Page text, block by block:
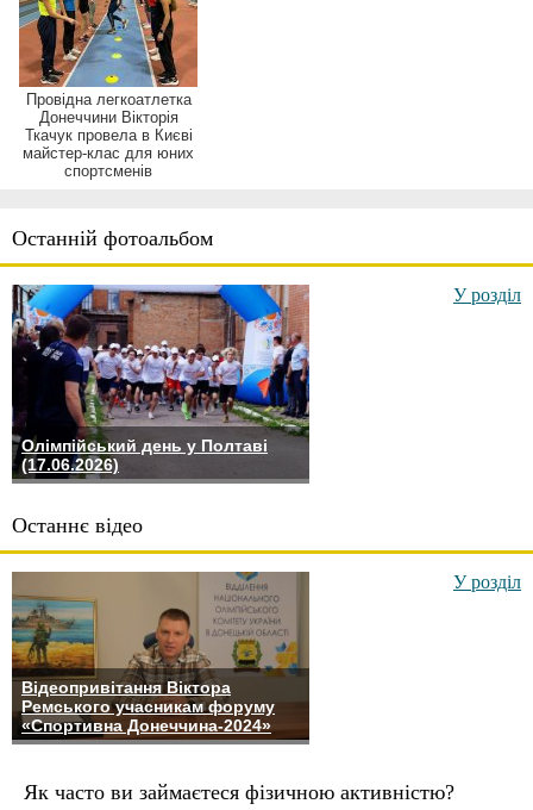
Останній фотоальбом
Олімпійський день у Полтаві
(17.06.2026)
У розділ
Останнє відео
Відеопривітання Віктора
Ремського учасникам форуму
«Спортивна Донеччина-2024»
У розділ
Як часто ви займаєтеся фізичною активністю?
Провідна легкоатлетка
Донеччини Вікторія
Ткачук провела в Києві
майстер-клас для юних
спортсменів